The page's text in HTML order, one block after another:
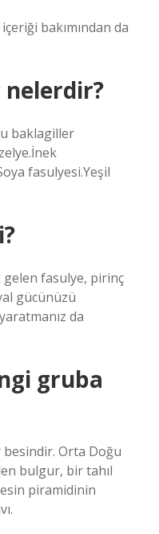
bakımından da
baklagiller
fasulyesi.Yeşil
fasulye, pirinç
gücünüzü
da
gruba
Orta Doğu
bulgur, bir tahıl
piramidinin